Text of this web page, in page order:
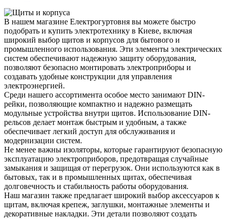
В нашем магазине Електрогуртовня вы можете быстро
подобрать и купить электротехнику в Киеве, включая
широкий выбор щитов и корпусов для бытового и
промышленного использования. Эти элементы электрических
систем обеспечивают надежную защиту оборудования,
позволяют безопасно монтировать электроприборы и
создавать удобные конструкции для управления
электроэнергией.
Среди нашего ассортимента особое место занимают DIN-
рейки, позволяющие компактно и надежно размещать
модульные устройства внутри щитов. Использование DIN-
рельсов делает монтаж быстрым и удобным, а также
обеспечивает легкий доступ для обслуживания и
модернизации систем.
Не менее важны изоляторы, которые гарантируют безопасную
эксплуатацию электроприборов, предотвращая случайные
замыкания и защищая от перегрузок. Они используются как в
бытовых, так и в промышленных щитах, обеспечивая
долговечность и стабильность работы оборудования.
Наш магазин также предлагает широкий выбор аксессуаров к
щитам, включая крепеж, заглушки, монтажные элементы и
декоративные накладки. Эти детали позволяют создать